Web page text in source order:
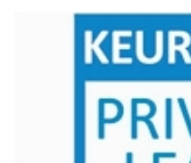
Vanaf € 39.995,-